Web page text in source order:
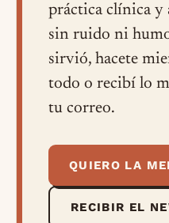
práctica clínica y
sin ruido ni
sirvió, hacete
todo o recibí lo
tu correo.
QUIERO LA
RECIBIR EL